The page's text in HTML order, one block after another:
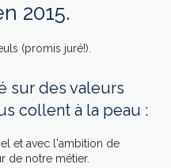
2015.
(promis juré!).
sur des valeurs
collent à la peau :
et avec l'ambition de
de notre métier.